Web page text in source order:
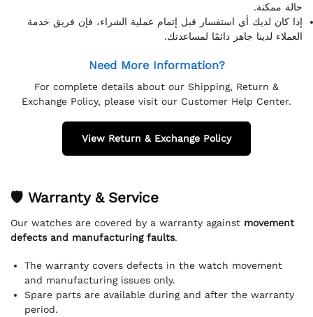
حالة ممكنة.
إذا كان لديك أي استفسار قبل إتمام عملية الشراء، فإن فريق خدمة
العملاء لدينا جاهز دائمًا لمساعدتك.
Need More Information?
For complete details about our Shipping, Return &
Exchange Policy, please visit our Customer Help Center.
View Return & Exchange Policy
🛡 Warranty & Service
Our watches are covered by a warranty against movement
defects and manufacturing faults.
The warranty covers defects in the watch movement
and manufacturing issues only.
Spare parts are available during and after the warranty
period.